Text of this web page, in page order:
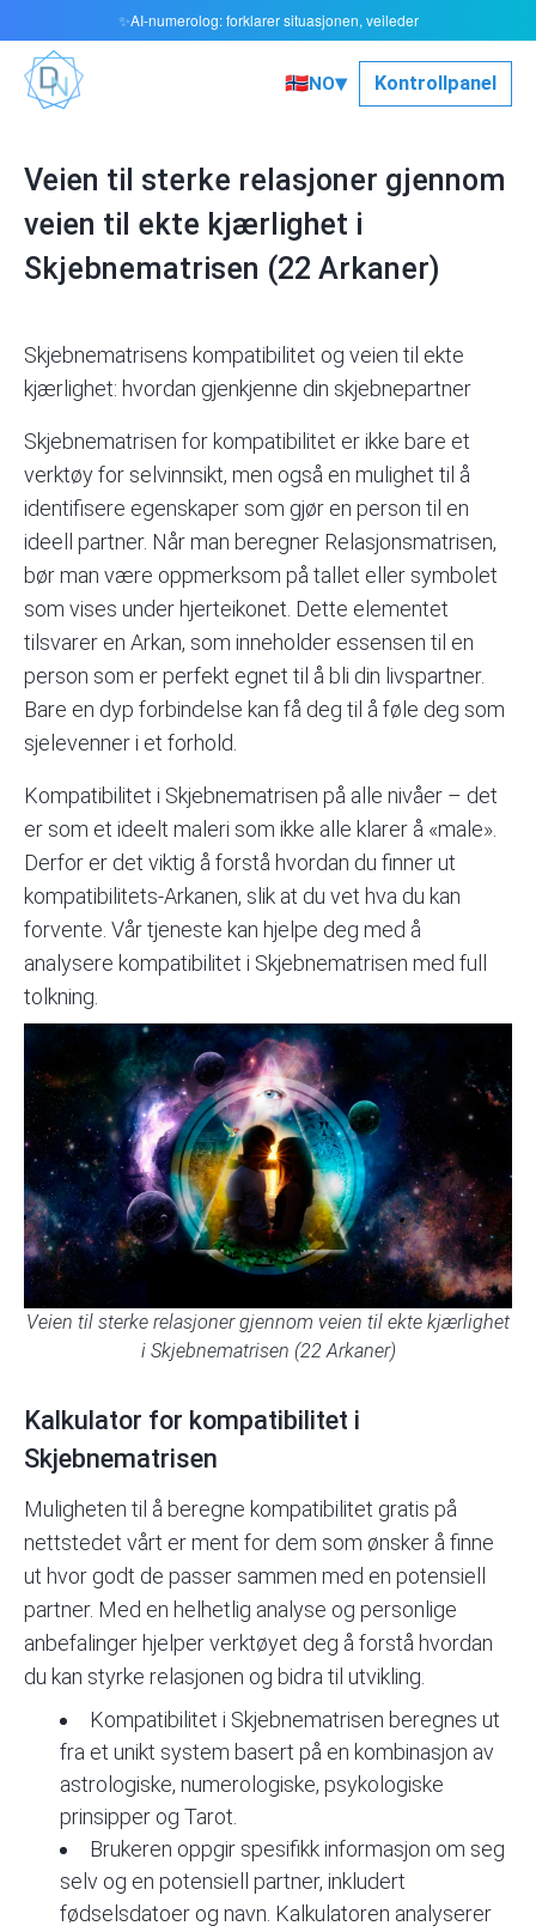
🇳🇴NO▾ Kontrollpanel
Veien til sterke relasjoner gjennom
veien til ekte kjærlighet i
Skjebnematrisen (22 Arkaner)
Skjebnematrisens kompatibilitet og veien til ekte
kjærlighet: hvordan gjenkjenne din skjebnepartner
Skjebnematrisen for kompatibilitet er ikke bare et
verktøy for selvinnsikt, men også en mulighet til å
identifisere egenskaper som gjør en person til en
ideell partner. Når man beregner Relasjonsmatrisen,
bør man være oppmerksom på tallet eller symbolet
som vises under hjerteikonet. Dette elementet
tilsvarer en Arkan, som inneholder essensen til en
person som er perfekt egnet til å bli din livspartner.
Bare en dyp forbindelse kan få deg til å føle deg som
sjelevenner i et forhold.
Kompatibilitet i Skjebnematrisen på alle nivåer – det
er som et ideelt maleri som ikke alle klarer å «male».
Derfor er det viktig å forstå hvordan du finner ut
kompatibilitets-Arkanen, slik at du vet hva du kan
forvente. Vår tjeneste kan hjelpe deg med å
analysere kompatibilitet i Skjebnematrisen med full
tolkning.
Veien til sterke relasjoner gjennom veien til ekte kjærlighet
i Skjebnematrisen (22 Arkaner)
Kalkulator for kompatibilitet i
Skjebnematrisen
Muligheten til å beregne kompatibilitet gratis på
nettstedet vårt er ment for dem som ønsker å finne
ut hvor godt de passer sammen med en potensiell
partner. Med en helhetlig analyse og personlige
anbefalinger hjelper verktøyet deg å forstå hvordan
du kan styrke relasjonen og bidra til utvikling.
Kompatibilitet i Skjebnematrisen beregnes ut
fra et unikt system basert på en kombinasjon av
astrologiske, numerologiske, psykologiske
prinsipper og Tarot.
Brukeren oppgir spesifikk informasjon om seg
selv og en potensiell partner, inkludert
fødselsdatoer og navn. Kalkulatoren analyserer
✨AI-numerolog: forklarer situasjonen, veileder